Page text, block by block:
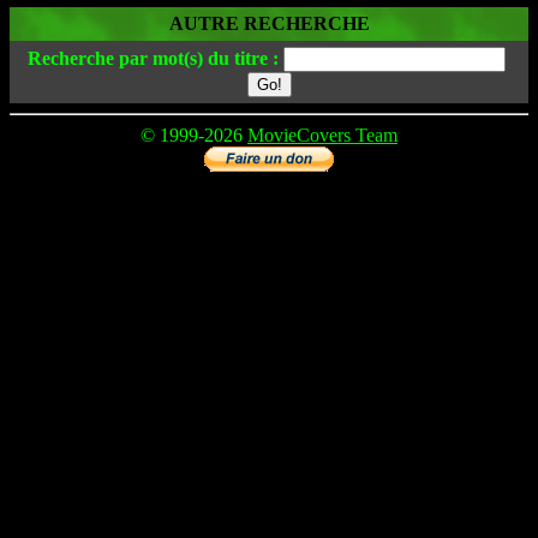
AUTRE RECHERCHE
Recherche par mot(s) du titre :
© 1999-2026 MovieCovers Team